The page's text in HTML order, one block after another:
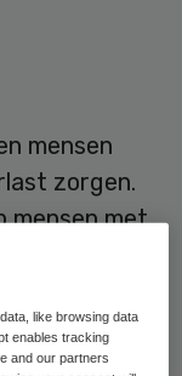
mensen
zorgen.
mensen met
zegt de
ggz.
like browsing data
enables tracking
and our partners